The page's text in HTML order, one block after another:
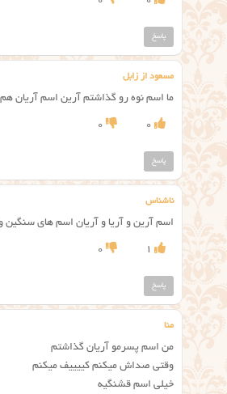
پاسخ
مسعود از زابل
ما اسم نوه رو گذاشتم آرین اسم آریان
0
0
پاسخ
ناشناس
اسم آرین و آریا و آریان اسم های
1
0
پاسخ
منا
من اسم پسرمو آریان گذاشتم
وقتی صداش میکنم کییییف میکنم
خیلی اسم قشنگیه